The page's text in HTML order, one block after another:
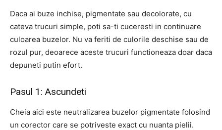
Daca ai buze inchise, pigmentate sau decolorate, cu
cateva trucuri simple, poti sa-ti cuceresti in continuare
culoarea buzelor. Nu va feriti de culorile deschise sau de
rozul pur, deoarece aceste trucuri functioneaza doar daca
depuneti putin efort.
Pasul 1: Ascundeti
Cheia aici este neutralizarea buzelor pigmentate folosind
un corector care se potriveste exact cu nuanta pielii.